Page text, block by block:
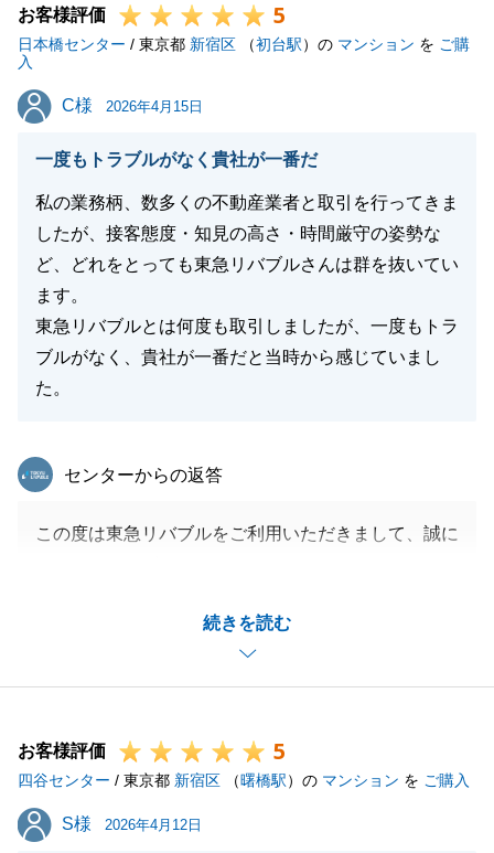
私の対応にご信頼をお寄せいただけたことが、何より
も嬉しく感じております。
「嗜好を理解する努力」は、私が常々大切にしている
「購入の後押しになった」というお言葉をいただけた
ことは、これからの大きな自信と励みになります。
手続き面でも迅速にご対応でき、ご質問を快くお受け
できたとのことで、安心いたしました。
「またの機会にはお願いしたい」とのお言葉、心より
感謝申し上げます。
今後とも、M様のお住まいに関するご相談がございま
したら、いつでも喜んでお手伝いさせていただきま
閉じる
お客様評価 5
日本橋センター / 東京都 新宿区 （初台駅）の マンション を ご購
入
C様
C様 2026年4月15日
一度もトラブルがなく貴社が一番だ
私の業務柄、数多くの不動産業者と取引を行ってきま
したが、接客態度・知見の高さ・時間厳守の姿勢な
ど、どれをとっても東急リバブルさんは群を抜いてい
ます。
東急リバブルとは何度も取引しましたが、一度もトラ
ブルがなく、貴社が一番だと当時から感じていまし
た。
続きを読む
東急リバブル
センターからの返答
この度は東急リバブルをご利用いただきまして、誠に
また、ご売却もお任せいただきありがとうございま
ご期待に沿えるよう精一杯努めますので、引き続きよ
他にお困りのことなどがございましたら、お気軽にお
声掛けください。
今後とも東急リバブルをご愛顧の程、何卒よろしくお
願い申し上げます。
お客様評価 5
四谷センター / 東京都 新宿区 （曙橋駅）の マンション を ご購入
S様
S様 2026年4月12日